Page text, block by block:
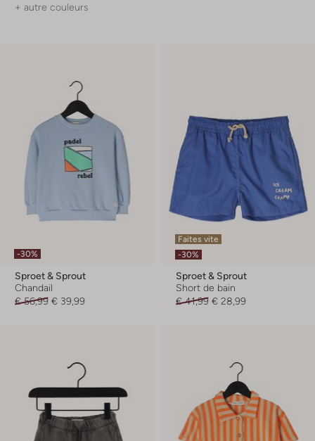
+ autre couleurs
-30%
Sproet & Sprout
Chandail
€ 56,99 € 39,99
Faites vite
-30%
Sproet & Sprout
Short de bain
€ 41,99 € 28,99